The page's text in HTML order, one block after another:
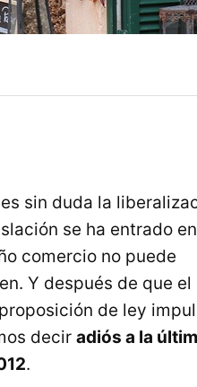
sin duda la
se ha entrado
comercio no puede
Y después de que el
de ley
decir adiós a la
.